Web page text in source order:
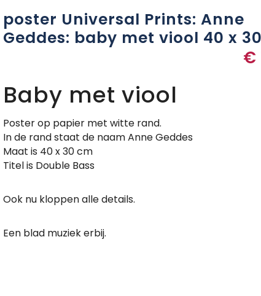
poster Universal Prints: Anne
Geddes: baby met viool 40 x
€
Baby met viool
Poster op papier met witte rand.
In de rand staat de naam Anne Geddes
Maat is 40 x 30 cm
Titel is Double Bass
Ook nu kloppen alle details.
Een blad muziek erbij.